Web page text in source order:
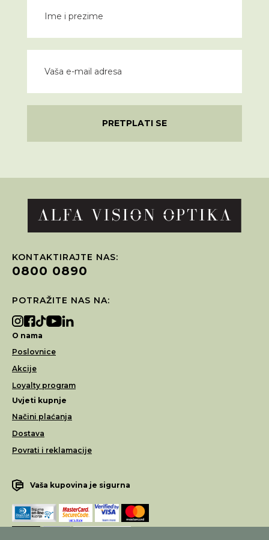
PRETPLATI SE
KONTAKTIRAJTE NAS:
0800 0890
POTRAŽITE NAS NA:
O nama
Poslovnice
Akcije
Loyalty program
Uvjeti kupnje
Načini plaćanja
Dostava
Povrati i reklamacije
Vaša kupovina je sigurna